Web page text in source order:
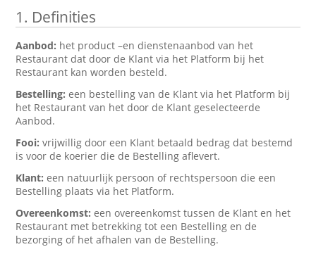
1. Definities
Aanbod: het product –en dienstenaanbod van het
Restaurant dat door de Klant via het Platform bij het
Restaurant kan worden besteld.
Bestelling:een bestelling van de Klant via het Platform bij
het Restaurant van het door de Klant geselecteerde
Aanbod.
Fooi:vrijwillig door een Klant betaald bedrag dat bestemd
is voor de koerier die de Bestelling aflevert.
Klant:een natuurlijk persoon of rechtspersoon die een
Bestelling plaats via het Platform.
Overeenkomst:een overeenkomst tussen de Klant en het
Restaurant met betrekking tot een Bestelling en de
bezorging of het afhalen van de Bestelling.